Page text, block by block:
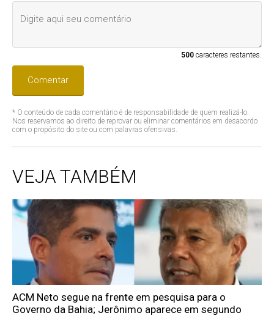
500caracteres restantes.
Comentar
* O conteúdo de cada comentário é de responsabilidade de quem realizá-lo.
Nos reservamos ao direito de reprovar ou eliminar comentários em desacordo
com o propósito do site ou com palavras ofensivas.
VEJA TAMBÉM
ACM Neto segue na frente em pesquisa para o
Governo da Bahia; Jerônimo aparece em segundo